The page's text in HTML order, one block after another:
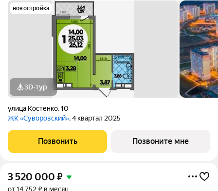
новостройка
3D-тур
улица Костенко,10
ЖК «Суворовский», 4 квартал 2025
Позвонить Позвоните мне
3 520 000 ₽
от 14 752 ₽ в месяц